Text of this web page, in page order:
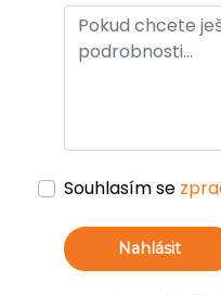
Souhlasím se
Nahlásit